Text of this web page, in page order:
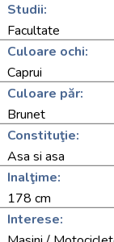
Studii:
Facultate
Culoare ochi:
Caprui
Culoare păr:
Brunet
Constituţie:
Asa si asa
Inalţime:
178 cm
Interese: